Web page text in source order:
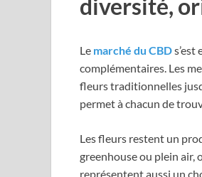
diversité,
Le marché du CBD
complémentaires. Les
fleurs traditionnelles
permet à chacun de
Les fleurs restent un
greenhouse ou plein air,
représentent aussi un